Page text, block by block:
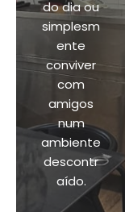
do dia ou
simplesm
ente
conviver
com
amigos
num
ambiente
descontr
aído.